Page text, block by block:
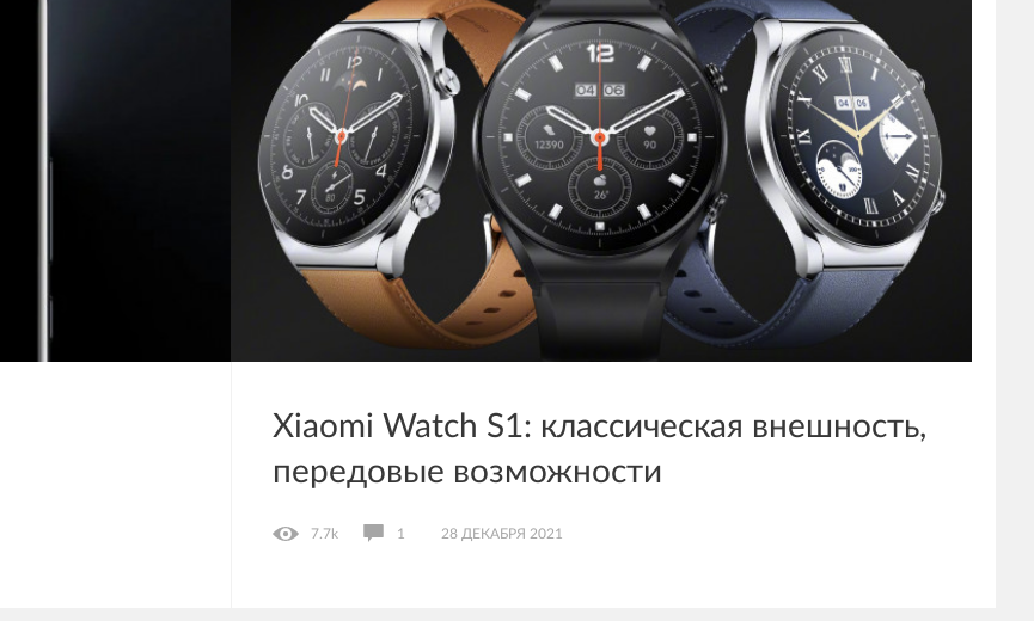
Xiaomi Watch S1: классическая внешность,
передовые возможности
7.7k 1 28 ДЕКАБРЯ 2021